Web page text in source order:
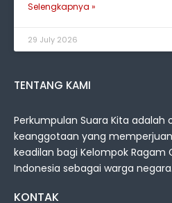
Selengkapnya »
29 July 2026
TENTANG KAMI
Perkumpulan Suara Kita adalah
keanggotaan yang
keadilan bagi Kelompok Ragam
Indonesia sebagai warga negara.
KONTAK